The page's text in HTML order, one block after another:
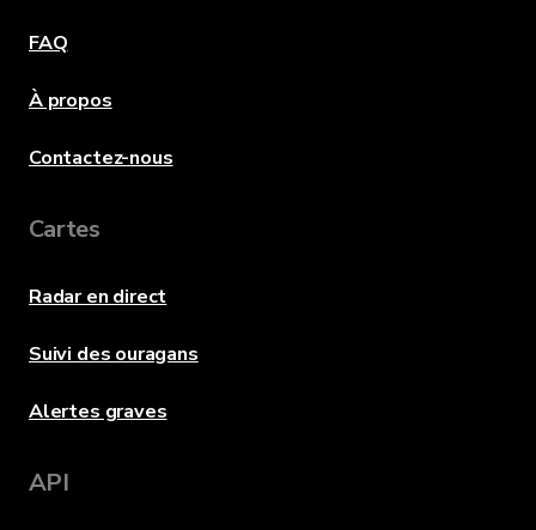
FAQ
À propos
Contactez-nous
Cartes
Radar en direct
Suivi des ouragans
Alertes graves
API